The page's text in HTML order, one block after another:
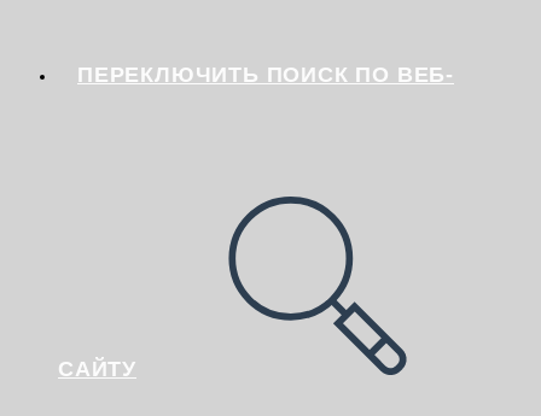
ПЕРЕКЛЮЧИТЬ ПОИСК ПО ВЕБ-
САЙТУ